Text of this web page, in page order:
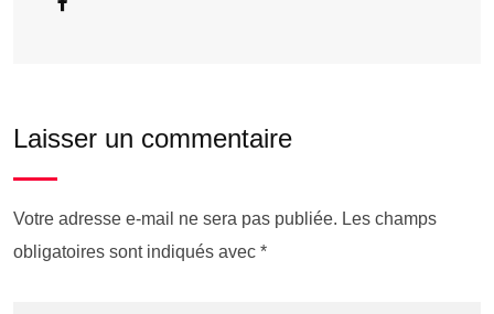
Laisser un commentaire
Votre adresse e-mail ne sera pas publiée. Les champs
obligatoires sont indiqués avec *